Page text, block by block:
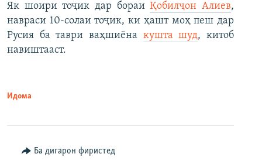
Як шоири тоҷик дар бораиҚобилҷон Алиев,
навраси 10-солаи тоҷик, ки ҳашт моҳ пеш дар
Русия ба таври ваҳшиёна кушта шуд, китоб
навиштааст.
Идома
Ба дигарон фиристед